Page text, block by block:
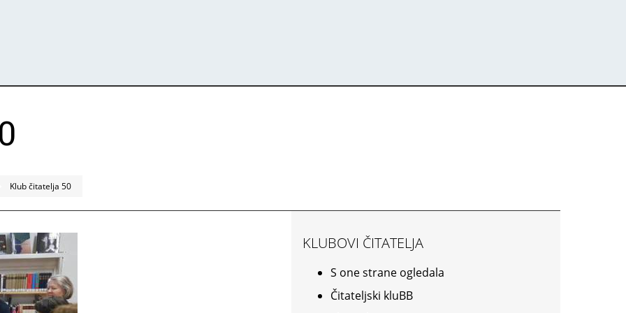
Klub čitatelja 50
KLUBOVI ČITATELJA
S one strane ogledala
Čitateljski kluBB